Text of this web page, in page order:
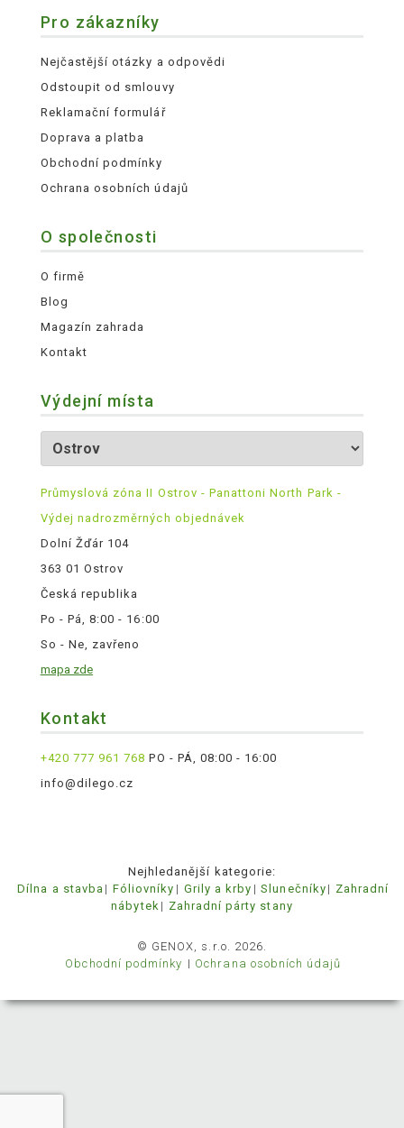
Pro zákazníky
Nejčastější otázky a odpovědi
Odstoupit od smlouvy
Reklamační formulář
Doprava a platba
Obchodní podmínky
Ochrana osobních údajů
O společnosti
O firmě
Blog
Magazín zahrada
Kontakt
Výdejní místa
Průmyslová zóna II Ostrov - Panattoni North Park -
Výdej nadrozměrných objednávek
Dolní Žďár 104
363 01 Ostrov
Česká republika
Po - Pá, 8:00 - 16:00
So - Ne, zavřeno
mapa zde
Kontakt
+420 777 961 768 PO - PÁ, 08:00 - 16:00
info@dilego.cz
Nejhledanější kategorie:
Dílna a stavba
Fóliovníky Grily a krby Slunečníky
Zahradní
nábytek
Zahradní párty stany
© GENOX, s.r.o. 2026.
Obchodní podmínky
Ochrana osobních údajů